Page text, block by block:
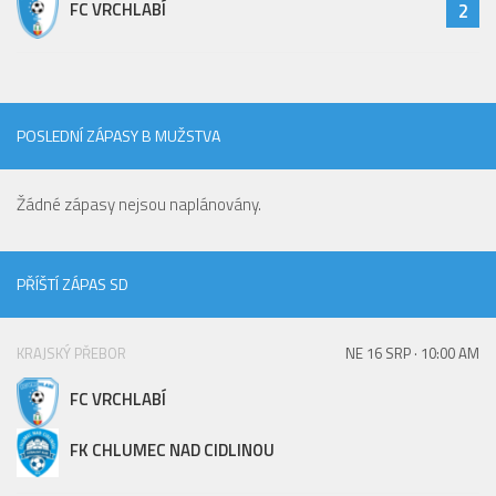
Hráči
St. žáci
Zápasy SŽ 2025/26
Hráči
Realizační tým
Zápasy
Ml. žáci
Hráči
Realizační tým
FC VRCHLABÍ 2
POSLEDNÍ ZÁPASY B MUŽSTVA
Žádné zápasy nejsou naplánovány.
PŘÍŠTÍ ZÁPAS SD
KRAJSKÝ PŘEBOR NE 16 SRP · 10:00 AM
FC VRCHLABÍ
FK CHLUMEC NAD CIDLINOU